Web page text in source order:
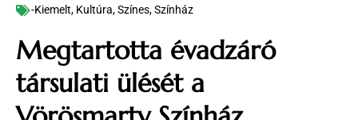
-Kiemelt, Kultúra,Színes,Színház
Megtartotta évadzáró
társulati ülését a